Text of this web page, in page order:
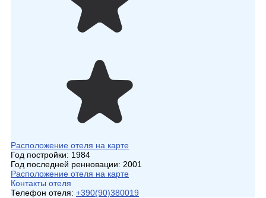
Расположение отеля на карте
Год постройки: 1984
Год последней ренновации: 2001
Расположение отеля на карте
Контакты отеля
Телефон отеля: +390(90)380019